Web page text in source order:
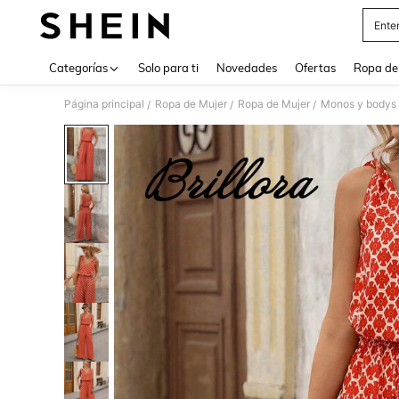
Categorías Solo para ti Novedades Ofertas Ropa
Página principal / Ropa de Mujer / Ropa de Mujer / Monos y bodys